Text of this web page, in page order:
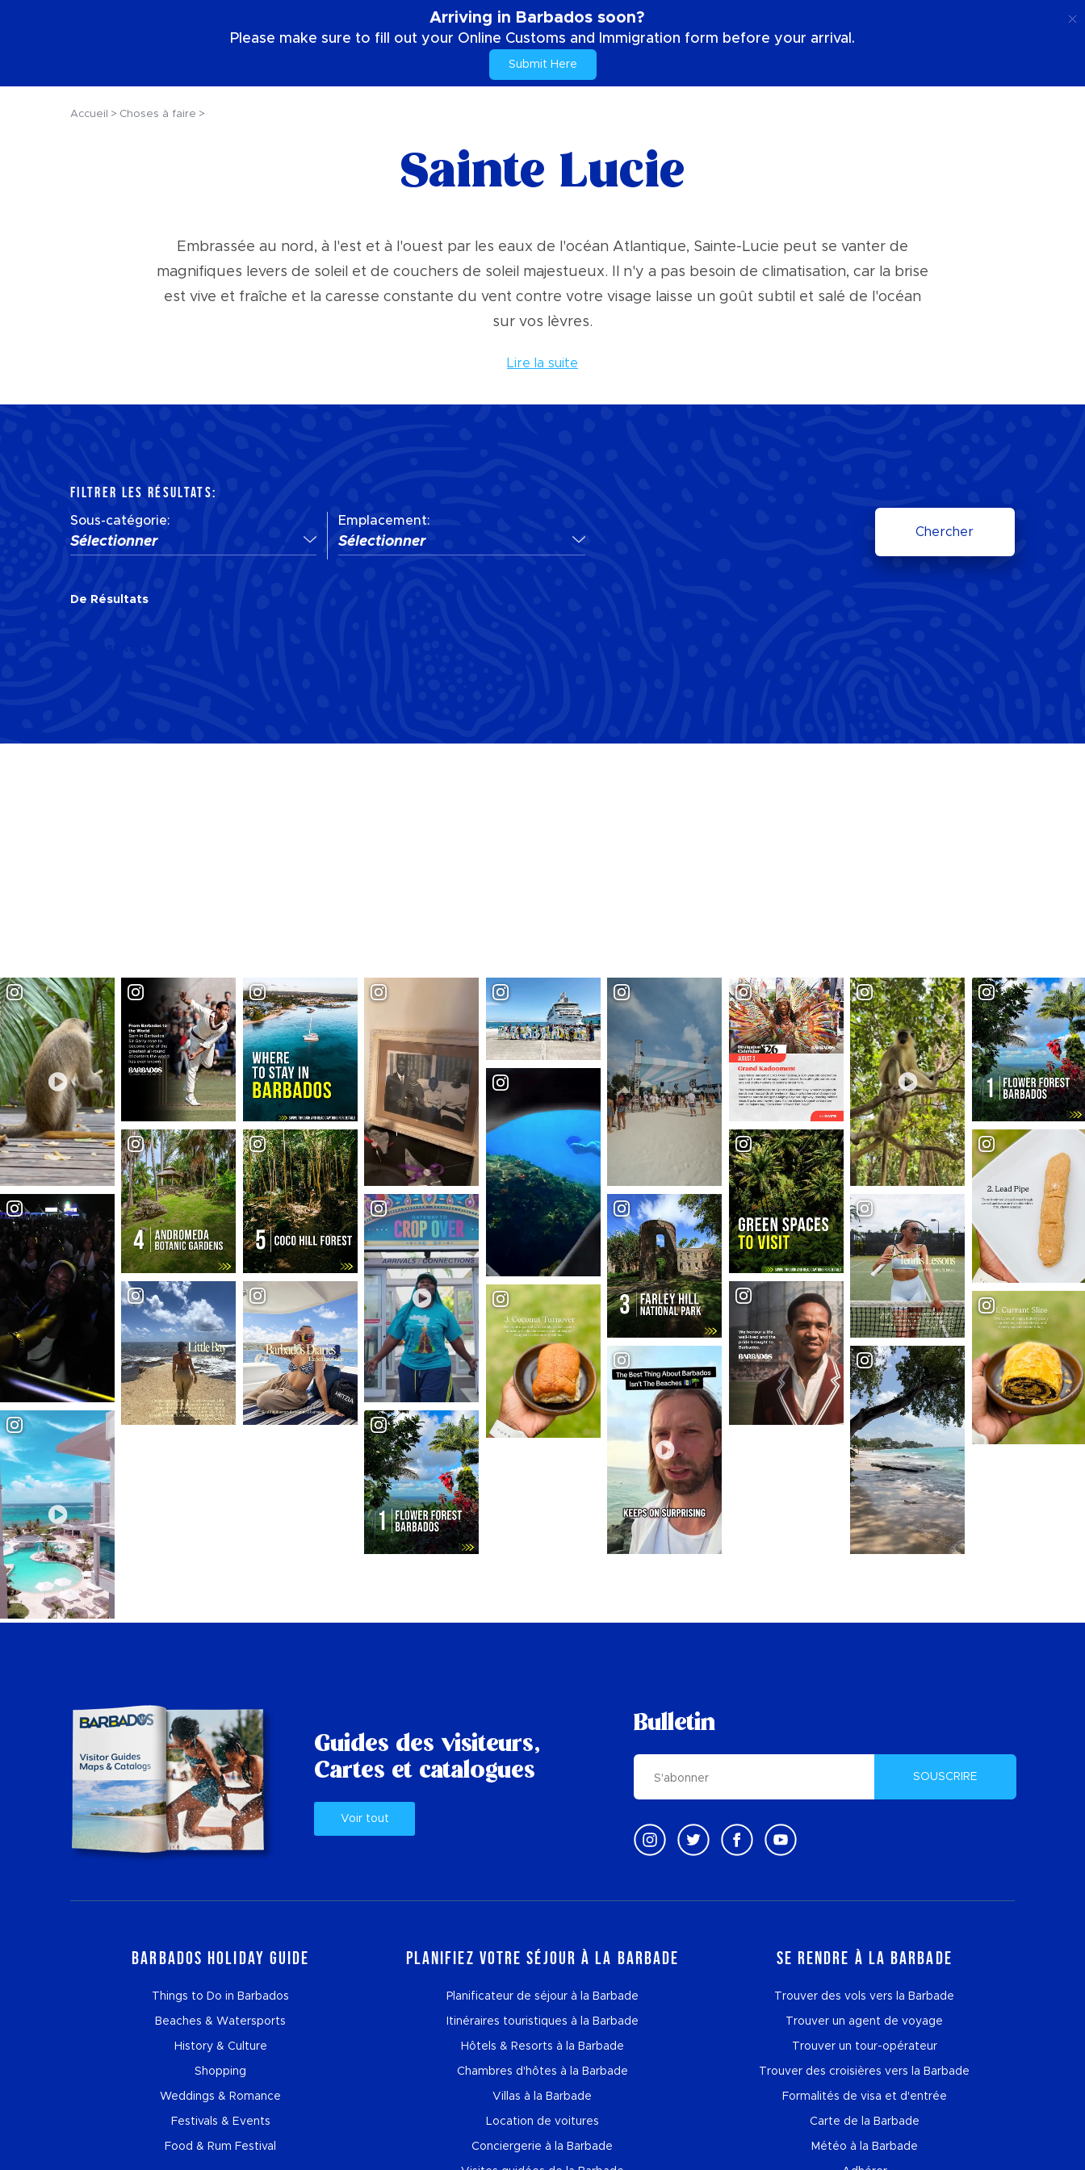
Arriving in Barbados soon?
Please make sure to fill out your Online Customs and Immigration form before your arrival.
Submit Here
Accueil Choses à faire
Sainte Lucie
Embrassée au nord, à l'est et à l'ouest par les eaux de l'océan Atlantique, Sainte-Lucie peut se vanter de
magnifiques levers de soleil et de couchers de soleil majestueux. Il n'y a pas besoin de climatisation, car la brise
est vive et fraîche et la caresse constante du vent contre votre visage laisse un goût subtil et salé de l'océan
sur vos lèvres.
Lire la suite
FILTRER LES RÉSULTATS:
Sous-catégorie:
Sélectionner
Emplacement:
Sélectionner
Chercher
De Résultats
Guides des visiteurs,
Cartes et catalogues
Voir tout
Bulletin
SOUSCRIRE
Barbados Holiday Guide
Things to Do in Barbados
Beaches & Watersports
History & Culture
Shopping
Weddings & Romance
Festivals & Events
Food & Rum Festival
Planifiez votre séjour à la Barbade
Planificateur de séjour à la Barbade
Itinéraires touristiques à la Barbade
Hôtels & Resorts à la Barbade
Chambres d'hôtes à la Barbade
Villas à la Barbade
Location de voitures
Conciergerie à la Barbade
Se rendre à la Barbade
Trouver des vols vers la Barbade
Trouver un agent de voyage
Trouver un tour-opérateur
Trouver des croisières vers la Barbade
Formalités de visa et d'entrée
Carte de la Barbade
Météo à la Barbade